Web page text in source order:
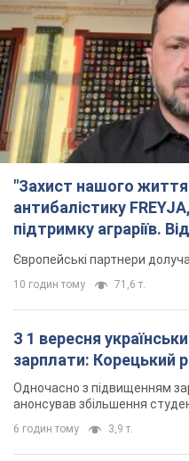
"Захист нашого
антибалістику
підтримку аграріїв.
Європейські партнери
10 годин тому 71,6 т.
З 1 вересня
зарплати: Корецький
Одночасно з підвищенням
анонсував збільшення
6 годин тому 3,9 т.